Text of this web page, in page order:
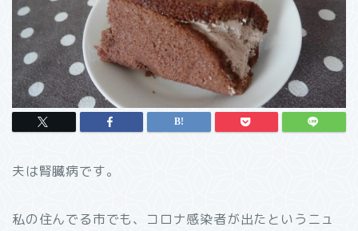
夫は腎臓病です。
私の住んでる市でも、コロナ感染者が出たというニュ